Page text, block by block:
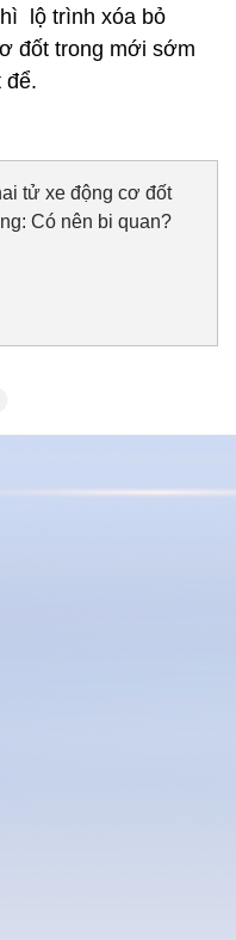
lộ trình xóa bỏ
đốt trong mới sớm
để.
tử xe động cơ đốt
Có nên bi quan?